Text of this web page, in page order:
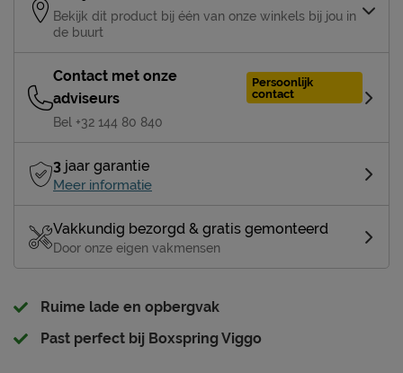
Bekijk dit product bij één van onze winkels bij jou in
de buurt
Contact met onze
adviseurs
Persoonlijk
contact
Bel +32 144 80 840
3 jaar garantie
Meer informatie
Vakkundig bezorgd & gratis gemonteerd
Door onze eigen vakmensen
Ruime lade en opbergvak
Past perfect bij Boxspring Viggo